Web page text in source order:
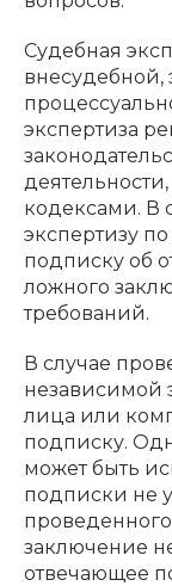
Судебная
внесудебной,
экспертиза
кодексами. В
экспертизу
подписку об
ложного
требований.
В случае
независимой
лица или
подписку.
может быть
подписки не
заключение
отвечающее